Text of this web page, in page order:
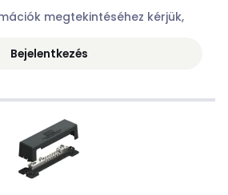
megtekintéséhez kérjük,
Bejelentkezés